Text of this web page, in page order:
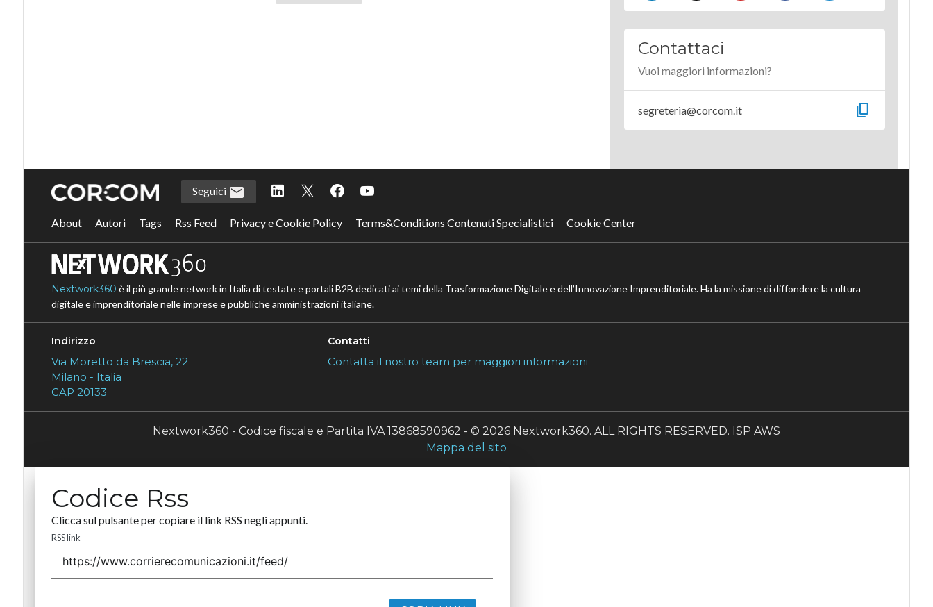
Contattaci
Vuoi maggiori informazioni?
segreteria@corcom.it content_copy
Seguici
About Autori Tags Rss Feed Privacy e Cookie Policy Terms&Conditions Contenuti Specialistici Cookie Center
Nextwork360 è il più grande network in Italia di testate e portali B2B dedicati ai temi della Trasformazione Digitale e dell’Innovazione Imprenditoriale. Ha la missione di diffondere la cultura
digitale e imprenditoriale nelle imprese e pubbliche amministrazioni italiane.
Indirizzo
Via Moretto da Brescia, 22
Milano - Italia
CAP 20133
Contatti
Contatta il nostro team per maggiori informazioni
Nextwork360 - Codice fiscale e Partita IVA 13868590962 - © 2026 Nextwork360. ALL RIGHTS RESERVED. ISP AWS
Mappa del sito
Codice Rss
Clicca sul pulsante per copiare il link RSS negli appunti.
RSS link